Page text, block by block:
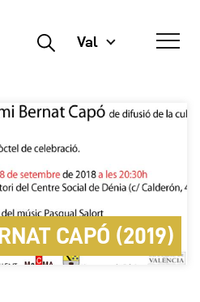
Buscar Val
CAPÓ (2019)